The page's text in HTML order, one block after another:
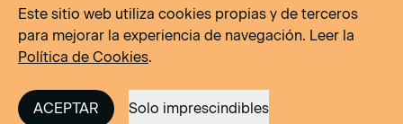
Política de Privacidad
Política de cookies
Site byDOMO–A
Este sitio web utiliza cookies propias y de terceros
para mejorar la experiencia de navegación. Leer la
Política de Cookies.
ACEPTAR Solo imprescindibles